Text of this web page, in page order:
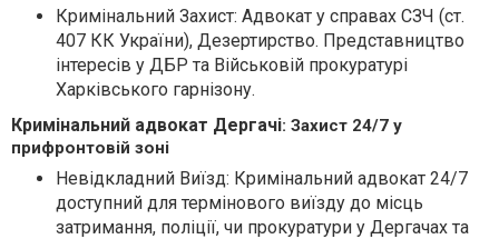
Кримінальний Захист: Адвокат у справах СЗЧ (ст.
407 КК України), Дезертирство. Представництво
інтересів у ДБР та Військовій прокуратурі
Харківського гарнізону.
Кримінальний адвокат Дергачі: Захист 24/7 у
прифронтовій зоні
Невідкладний Виїзд: Кримінальний адвокат 24/7
доступний для термінового виїзду до місць
затримання, поліції, чи прокуратури у Дергачах та